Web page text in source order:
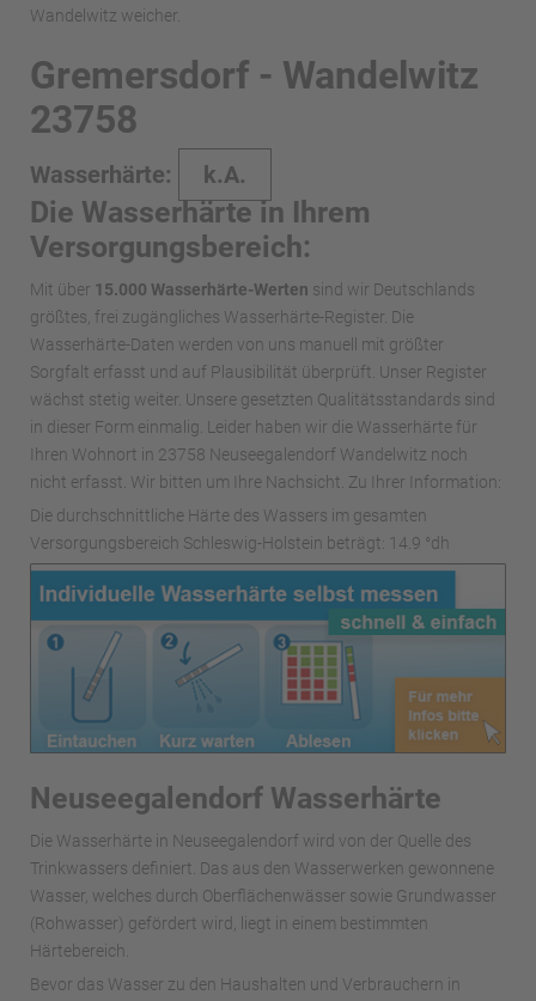
Wandelwitz weicher.
Gremersdorf - Wandelwitz
23758
Wasserhärte: k.A.
Die Wasserhärte in Ihrem
Versorgungsbereich:
Mit über 15.000 Wasserhärte-Werten sind wir Deutschlands
größtes, frei zugängliches Wasserhärte-Register. Die
Wasserhärte-Daten werden von uns manuell mit größter
Sorgfalt erfasst und auf Plausibilität überprüft. Unser Register
wächst stetig weiter. Unsere gesetzten Qualitätsstandards sind
in dieser Form einmalig. Leider haben wir die Wasserhärte für
Ihren Wohnort in 23758 Neuseegalendorf Wandelwitz noch
nicht erfasst. Wir bitten um Ihre Nachsicht. Zu Ihrer Information:
Die durchschnittliche Härte des Wassers im gesamten
Versorgungsbereich Schleswig-Holstein beträgt: 14.9 °dh
Neuseegalendorf Wasserhärte
Die Wasserhärte in Neuseegalendorf wird von der Quelle des
Trinkwassers definiert. Das aus den Wasserwerken gewonnene
Wasser, welches durch Oberflächenwässer sowie Grundwasser
(Rohwasser) gefördert wird, liegt in einem bestimmten
Härtebereich.
Bevor das Wasser zu den Haushalten und Verbrauchern in